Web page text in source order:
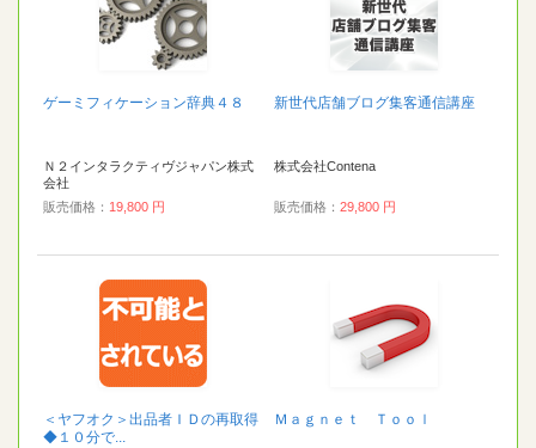
ゲーミフィケーション辞典４８
Ｎ２インタラクティヴジャパン株式
会社
販売価格： 19,800 円
新世代店舗ブログ集客通信講座
株式会社Contena
販売価格： 29,800 円
＜ヤフオク＞出品者ＩＤの再取得
◆１０分で...
Ｍａｇｎｅｔ Ｔｏｏｌ